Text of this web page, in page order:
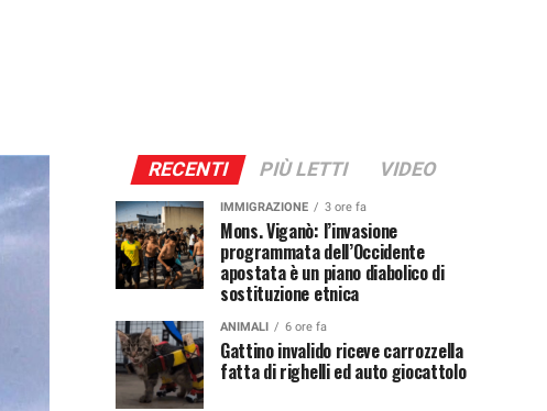
RECENTI PIÙ LETTI VIDEO
IMMIGRAZIONE 3 ore fa
Mons. Viganò: l’invasione
programmata dell’Occidente
apostata è un piano diabolico di
sostituzione etnica
ANIMALI 6 ore fa
Gattino invalido riceve carrozzella
fatta di righelli ed auto giocattolo